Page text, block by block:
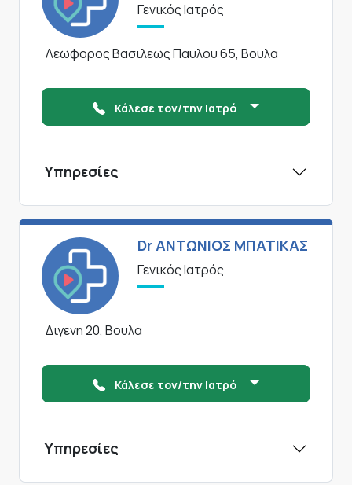
Γενικός Ιατρός
Λεωφορος Βασιλεως Παυλου 65, Βουλα
Κάλεσε τον/την Ιατρό
Υπηρεσίες
Dr ΑΝΤΩΝΙΟΣ ΜΠΑΤΙΚΑΣ
Γενικός Ιατρός
Διγενη 20, Βουλα
Κάλεσε τον/την Ιατρό
Υπηρεσίες